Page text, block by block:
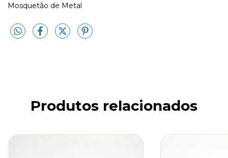
Mosquetão de Metal
Produtos relacionados